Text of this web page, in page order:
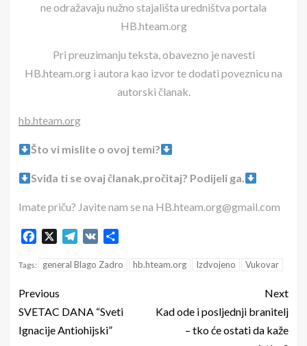
ne odražavaju nužno stajališta uredništva portala
HB.hteam.org
Pri preuzimanju teksta, obavezno je navesti
HB.hteam.org i autora kao izvor te dodati poveznicu na
autorski članak.
hb.hteam.org
Što vi mislite o ovoj temi?
Sviđa ti se ovaj članak,pročitaj? Podijeli ga.
Imate priču? Javite nam se na HB.hteam.org@gmail.com
Facebook Telegram
VK
Tags: general Blago Zadro hb.hteam.org Izdvojeno Vukovar
Previous
SVETAC DANA “Sveti
Ignacije Antiohijski”
Next
Kad ode i posljednji branitelj
– tko će ostati da kaže